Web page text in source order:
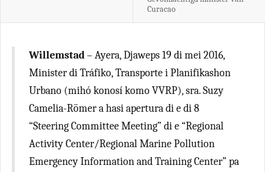
Curacao
Willemstad– Ayera, Djaweps 19 di mei 2016,
Minister di Tráfiko, Transporte i Planifikashon
Urbano (mihó konosí komo VVRP), sra. Suzy
Camelia-Römer a hasi apertura di e di 8
“Steering Committee Meeting” di e “Regional
Activity Center/Regional Marine Pollution
Emergency Information and Training Center” pa